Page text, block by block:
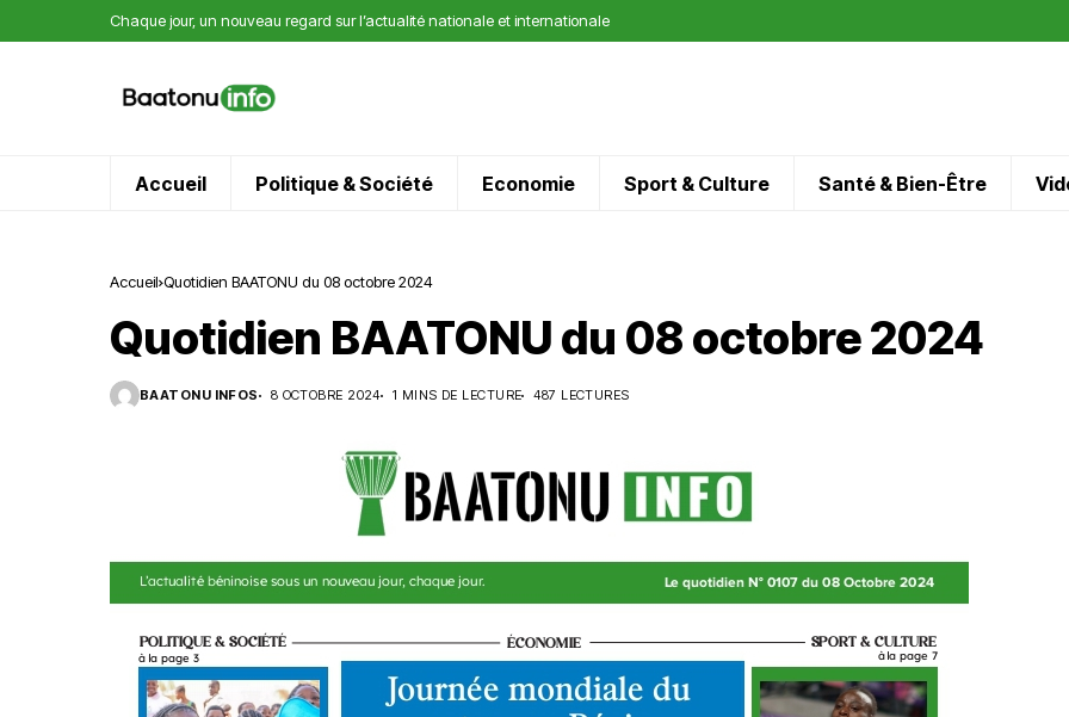
Chaque jour, un nouveau regard sur l’actualité nationale et internationale
Accueil Politique & Société Economie Sport & Culture Santé & Bien-Être
Accueil Quotidien BAATONU du 08 octobre 2024
Quotidien BAATONU du 08 octobre 2024
BAATONU INFOS 8 OCTOBRE 2024 1 MINS DE LECTURE 487 LECTURES